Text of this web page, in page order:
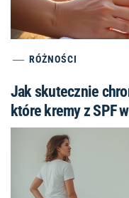
RÓŻNOŚCI
Jak skutecznie
które kremy z SPF